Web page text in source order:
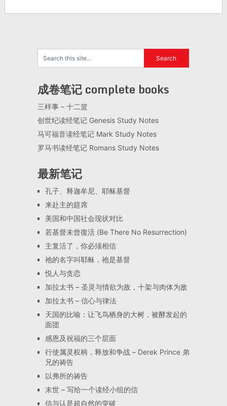
成卷笔记 complete books
三样事 – 十二篮
创世纪读经笔记 Genesis Study Notes
马可福音读经笔记 Mark Study Notes
罗马书读经笔记 Romans Study Notes
最新笔记
孔子、释迦牟尼、耶稣基督
来赴主的筵席
美国和中国社会现状对比
若基督未曾復活 (Be There No Resurrection)
主复活了，你必须相信
祂的名字叫耶稣，祂是基督
悦人与贪恋
加拉太书 – 圣灵与情欲为敌，十架与肉体为敌
加拉太书 – 信心与律法
天国的比喻：让飞鸟栖身的大树，被酵发起的
面团
感恩及祝福的三个层面
行使属灵权柄，释放和争战 – Derek Prince 弟
兄的祷告
以弗所的祷告
末世 – 写给一个读经小组的信
信与认是超自然的突破